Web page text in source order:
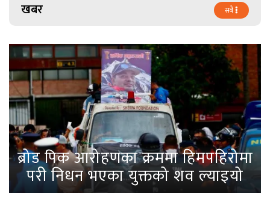
खबर सबै
ब्रोड पिक आरोहणका क्रममा हिमपहिरोमा
परी निधन भएका युक्तको शव ल्याइयो